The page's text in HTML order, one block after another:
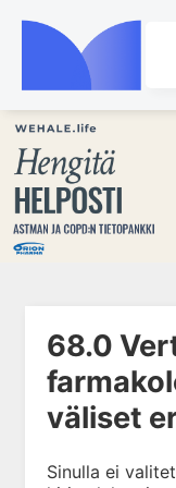
1. Johdanto
2. Lääkkeiden kemia
3. Lääkekehitys
5.
6.
7. Lääkkeen
vaste
8. Lääkemuodot
68.0
väliset
Sinulla ei